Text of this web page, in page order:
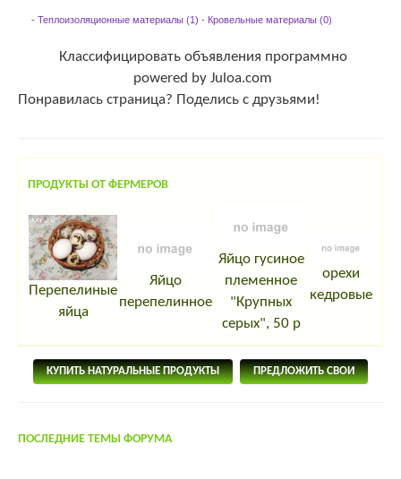
- Теплоизоляционные материалы (1) - Кровельные материалы (0)
Классифицировать объявления программно
powered by Juloa.com
Понравилась страница? Поделись с друзьями!
ПРОДУКТЫ ОТ ФЕРМЕРОВ
Перепелиные
яйца
Яйцо
перепелинное
Яйцо гусиное
племенное
"Крупных
серых", 50 р
орехи
кедровые
КУПИТЬ НАТУРАЛЬНЫЕ ПРОДУКТЫ ПРЕДЛОЖИТЬ СВОИ
ПОСЛЕДНИЕ ТЕМЫ ФОРУМА